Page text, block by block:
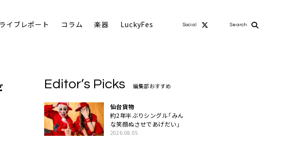
ライブレポート コラム 楽器 LuckyFes Social Search
Editor’s Picks 編集部おすすめ
仙台貨物
約2年半ぶりシングル「みん
な笑顔ぬさせであげだい」
2026.08.05